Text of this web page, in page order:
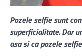
Pozele selfie sunt
superficialitate. Dar
asa si ca pozele